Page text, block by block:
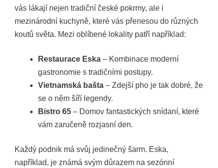
vás lákají nejen tradiční české pokrmy, ale i
mezinárodní kuchyně, které vás přenesou do různých
koutů světa. Mezi oblíbené lokality patří například:
Restaurace Eska – Kombinace moderní
gastronomie s tradičními postupy.
Vietnamská bašta – Zdejší pho je tak dobré, že
se o něm šíří legendy.
Bistro 65 – Domov fantastických snídaní, které
vám zaručeně rozjasní den.
Každý podnik má svůj jedinečný šarm. Eska,
například, je známá svým důrazem na sezónní